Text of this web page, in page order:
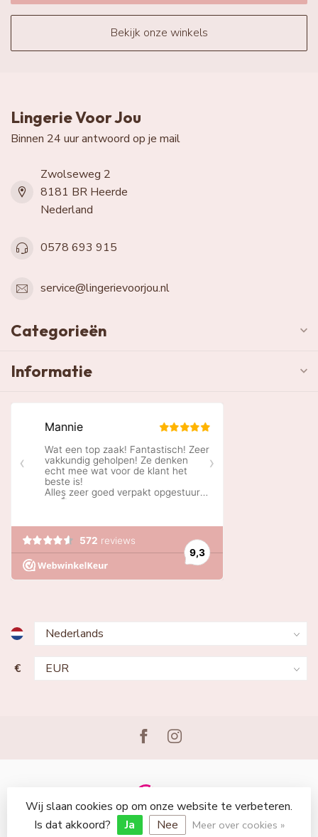
Bekijk onze winkels
Lingerie Voor Jou
Binnen 24 uur antwoord op je mail
Zwolseweg 2
8181 BR Heerde
Nederland
0578 693 915
service@lingerievoorjou.nl
Categorieën
Informatie
€
© Copyright 2026 Lingerie Voor Jou
Wij slaan cookies op om onze website te verbeteren.
Is dat akkoord?
Ja Nee Meer over cookies »